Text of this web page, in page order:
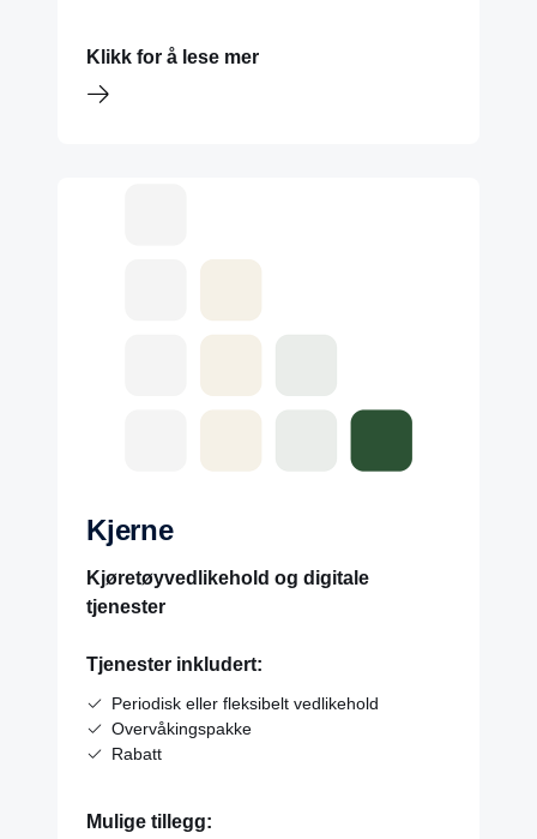
Klikk for å lese mer
Kjerne
Kjøretøyvedlikehold og digitale
tjenester
Tjenester inkludert:
Periodisk eller fleksibelt vedlikehold
Overvåkingspakke
Rabatt
Mulige tillegg: